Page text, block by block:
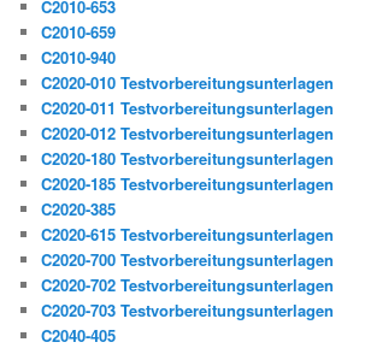
C2010-653
C2010-659
C2010-940
C2020-010 Testvorbereitungsunterlagen
C2020-011 Testvorbereitungsunterlagen
C2020-012 Testvorbereitungsunterlagen
C2020-180 Testvorbereitungsunterlagen
C2020-185 Testvorbereitungsunterlagen
C2020-385
C2020-615 Testvorbereitungsunterlagen
C2020-700 Testvorbereitungsunterlagen
C2020-702 Testvorbereitungsunterlagen
C2020-703 Testvorbereitungsunterlagen
C2040-405